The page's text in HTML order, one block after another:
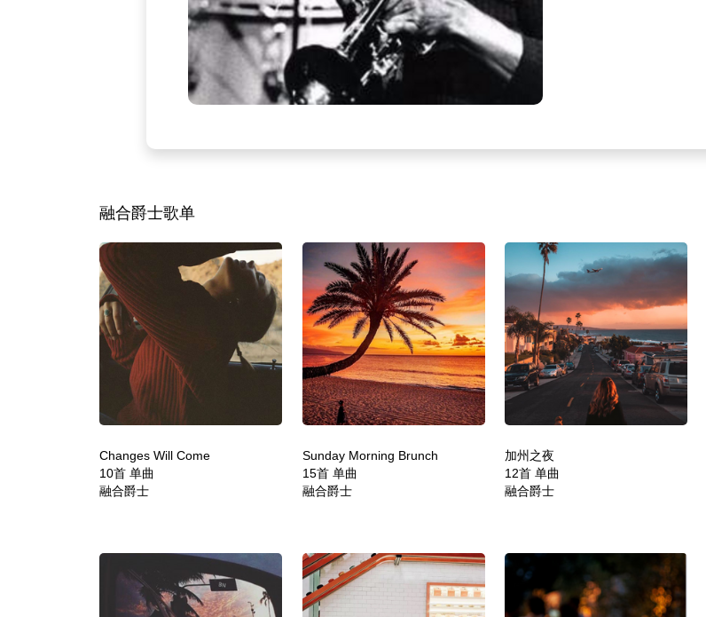
融合爵士歌单
Changes Will Come
10首 单曲
融合爵士
Sunday Morning Brunch
15首 单曲
融合爵士
加州之夜
12首 单曲
融合爵士